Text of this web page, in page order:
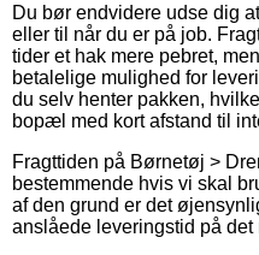
Du bør endvidere udse dig
eller til når du er på job.
tider et hak mere pebret,
betalelige mulighed for
du selv henter pakken,
bopæl med kort afstand til
Fragttiden på Børnetøj >
bestemmende hvis vi skal
af den grund er det
anslåede leveringstid på det